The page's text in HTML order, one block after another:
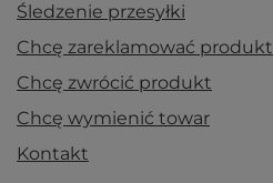
Śledzenie przesyłki
Chcę zareklamować produkt
Chcę zwrócić produkt
Chcę wymienić towar
Kontakt